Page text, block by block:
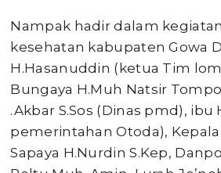
Nampak hadir dalam
kesehatan kabupaten Gowa
H.Hasanuddin (ketua Tim
Bungaya H.Muh Natsir
.Akbar S.Sos (Dinas pmd), ibu
pemerintahan Otoda),
Sapaya H.Nurdin S.Kep,